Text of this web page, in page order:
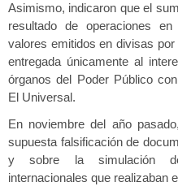
Asimismo, indicaron que el
resultado de operaciones
valores emitidos en divisas
entregada únicamente al
órganos del Poder Público
El Universal.
En noviembre del año
supuesta falsificación de
y sobre la simulación
internacionales que realizaban